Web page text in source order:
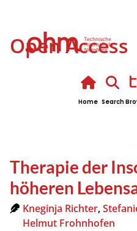
Open Access
Home Search
Therapie der
höheren
Kneginja Richter,
Helmut Frohnhofen